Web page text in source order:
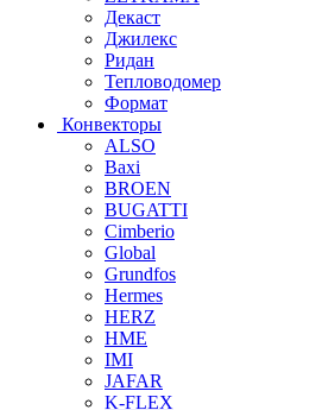
Декаст
Джилекс
Ридан
Тепловодомер
Формат
Конвекторы
ALSO
Baxi
BROEN
BUGATTI
Cimberio
Global
Grundfos
Hermes
HERZ
HME
IMI
JAFAR
K-FLEX